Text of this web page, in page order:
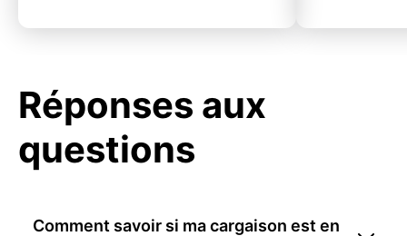
Réponses aux
questions
Comment savoir si ma cargaison est en